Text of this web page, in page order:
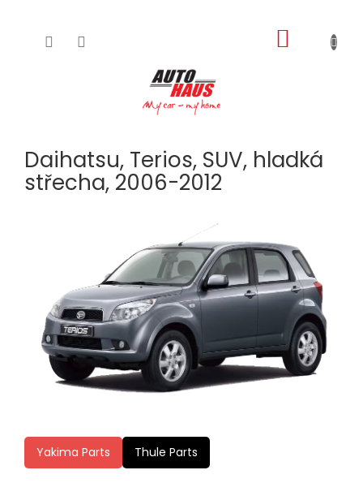
NÁKUPNÍ
KOŠÍK
Daihatsu, Terios, SUV, hladká
střecha, 2006-2012
Yakima Parts Thule Parts